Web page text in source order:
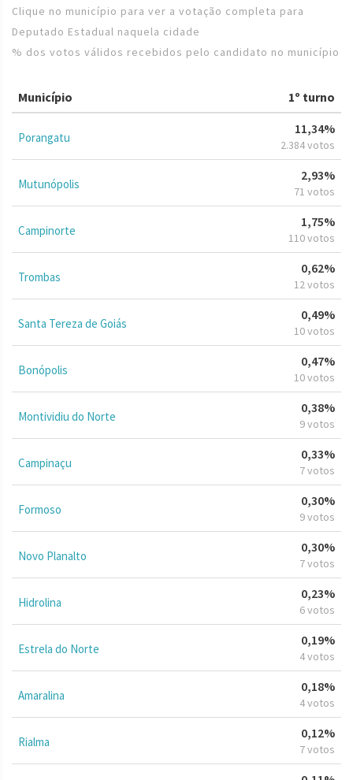
Clique no município para ver a votação completa para
Deputado Estadual naquela cidade
% dos votos válidos recebidos pelo candidato no município
Município 1º turno
Porangatu
11,34%
2.384 votos
Mutunópolis
2,93%
71 votos
Campinorte
1,75%
110 votos
Trombas
0,62%
12 votos
Santa Tereza de Goiás
0,49%
10 votos
Bonópolis
0,47%
10 votos
Montividiu do Norte
0,38%
9 votos
Campinaçu
0,33%
7 votos
Formoso
0,30%
9 votos
Novo Planalto
0,30%
7 votos
Hidrolina
0,23%
6 votos
Estrela do Norte
0,19%
4 votos
Amaralina
0,18%
4 votos
Rialma
0,12%
7 votos